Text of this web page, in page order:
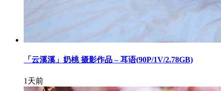
「云溪溪」奶桃 摄影作品 – 耳语(90P/1V/2.78GB)
1天前